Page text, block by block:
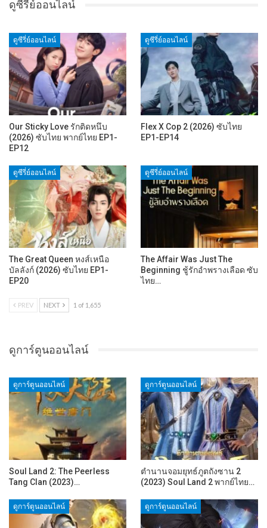
ดูซีรี่ย์ออนไลน์
ดูซีรี่ย์ออนไลน์
Our Sticky Love รักติดหนึบ
(2026) ซับไทย พากย์ไทย EP1-
EP12
ดูซีรี่ย์ออนไลน์
Flex X Cop 2 (2026) ซับไทย
EP1-EP14
ดูซีรี่ย์ออนไลน์
The Great Queen หงส์เหนือ
บัลลังก์ (2026) ซับไทย EP1-
EP20
ดูซีรี่ย์ออนไลน์
The Affair Was Just The
Beginning ชู้รักอำพรางเลือด ซับ
ไทย…
PREV NEXT 1 of 1,655
ดูการ์ตูนออนไลน์
ดูการ์ตูนออนไลน์
Soul Land 2: The Peerless
Tang Clan (2023)…
ดูการ์ตูนออนไลน์
ตำนานจอมยุทธ์ภูตถังซาน 2
(2023) Soul Land 2 พากย์ไทย…
ดูการ์ตูนออนไลน์ ดูการ์ตูนออนไลน์